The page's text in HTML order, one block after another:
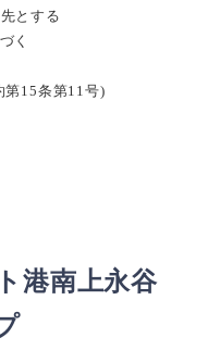
とする
く
第15条第11号)
港南上永谷